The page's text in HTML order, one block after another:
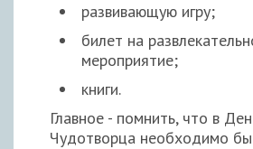
развивающую игру;
билет на
мероприятие;
книги.
Главное - помнить, что в
Чудотворца необходимо